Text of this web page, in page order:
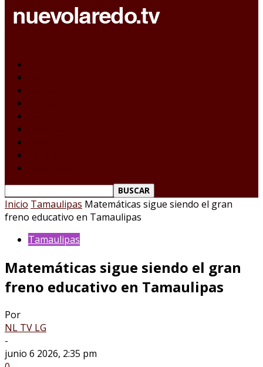
Inicio Tamaulipas Matemáticas sigue siendo el gran
freno educativo en Tamaulipas
Tamaulipas
Matemáticas sigue siendo el gran
freno educativo en Tamaulipas
Por
NL TV LG
-
junio 6 2026, 2:35 pm